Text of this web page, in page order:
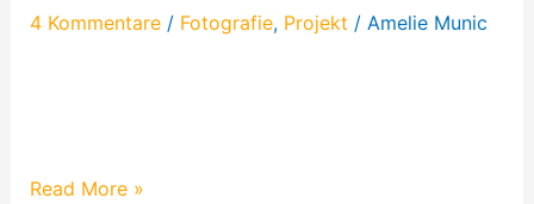
4 Kommentare / Fotografie, Projekt / Amelie Munic
Read More »